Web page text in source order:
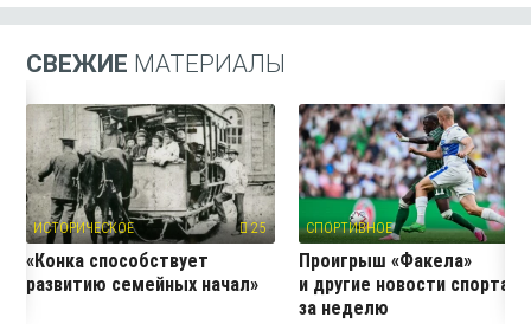
СВЕЖИЕ МАТЕРИАЛЫ
ИСТОРИЧЕСКОЕ 25
«Конка способствует
развитию семейных начал»
СПОРТИВНОЕ
Проигрыш «Факела»
и другие новости спорта
за неделю